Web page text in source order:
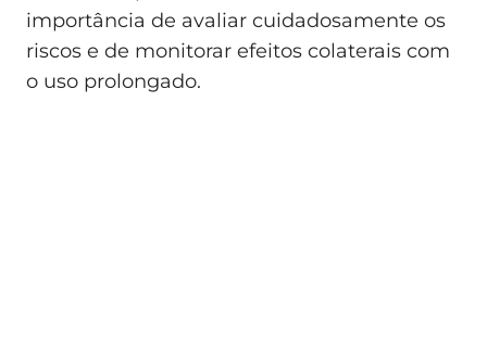
importância de avaliar cuidadosamente os
riscos e de monitorar efeitos colaterais com
o uso prolongado.